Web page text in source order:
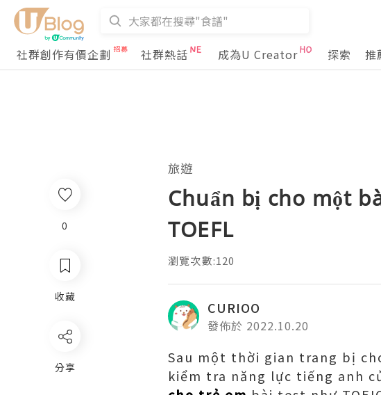
社群創作有價企劃
社群熱話 成為U Creator 探索 推
旅遊
Chuẩn bị cho một
TOEFL
瀏覽次數:120
CURIOO
發佈於 2022.10.20
Sau một thời gian trang bị
kiểm tra năng lực tiếng anh
0
收藏
分享